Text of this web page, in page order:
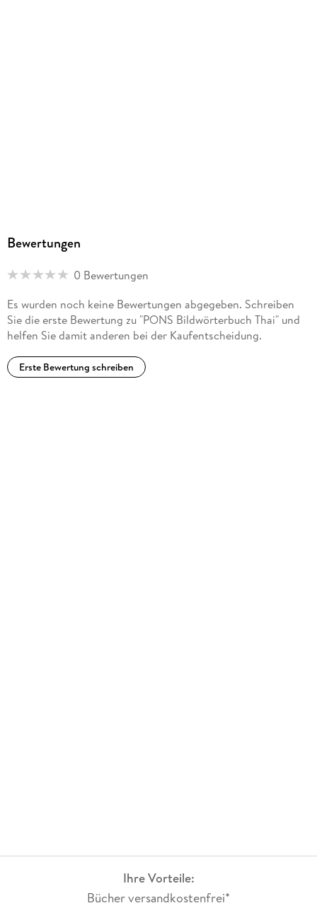
Bewertungen
0 Bewertungen
Es wurden noch keine Bewertungen abgegeben. Schreiben
Sie die erste Bewertung zu "PONS Bildwörterbuch Thai" und
helfen Sie damit anderen bei der Kaufentscheidung.
Erste Bewertung schreiben
Ihre Vorteile:
Bücher versandkostenfrei*